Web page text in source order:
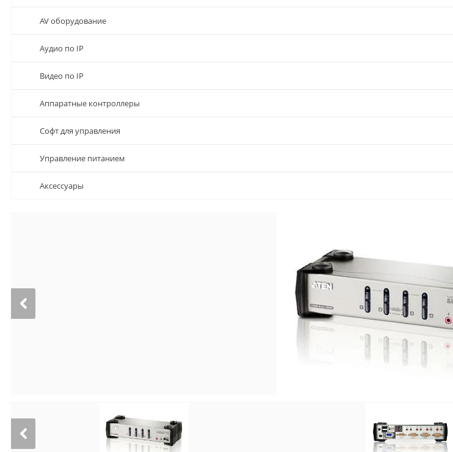
AV оборудование
Аудио по IP
Видео по IP
Аппаратные контроллеры
Софт для управления
Управление питанием
Аксессуары